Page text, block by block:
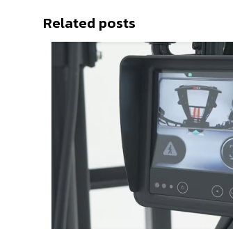
Related posts